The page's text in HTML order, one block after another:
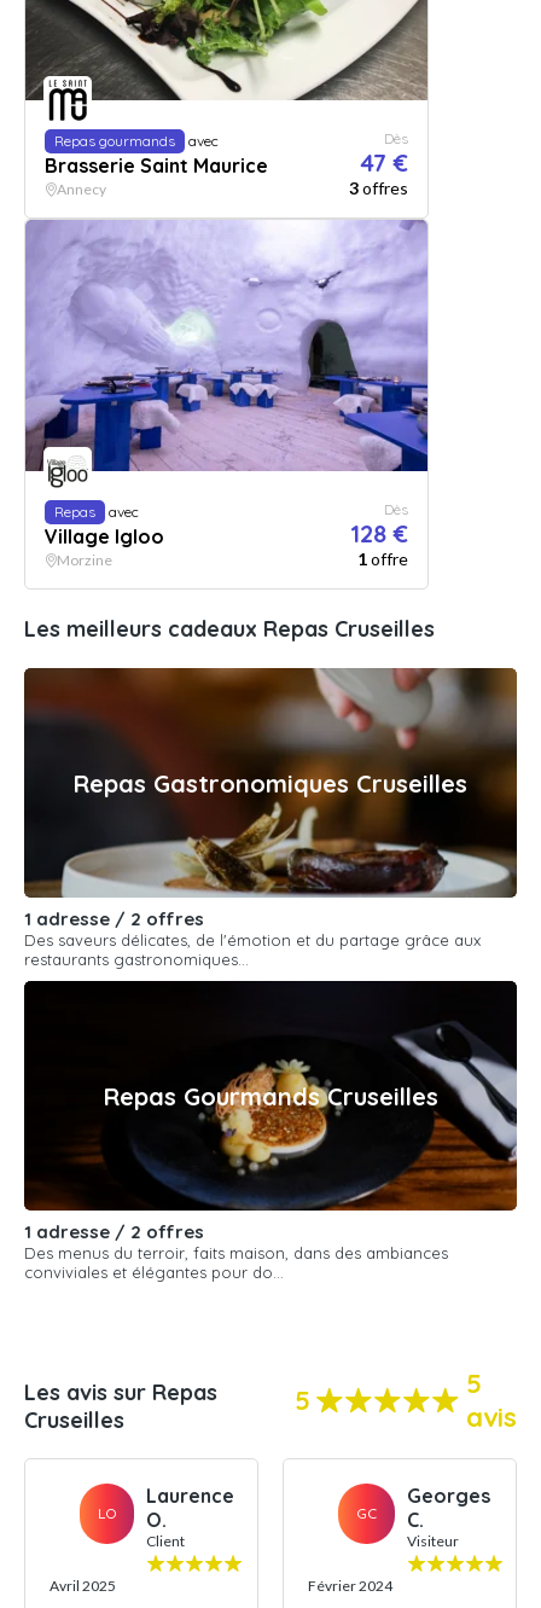
Repas gourmands avec
Brasserie Saint Maurice
Dès
47 €
Annecy 3offres
Repas avec
Village Igloo
Dès
128 €
Morzine 1offre
Les meilleurs cadeaux Repas Cruseilles
Repas Gastronomiques Cruseilles
1 adresse / 2 offres
Des saveurs délicates, de l'émotion et du partage grâce aux
restaurants gastronomiques...
Repas Gourmands Cruseilles
1 adresse / 2 offres
Des menus du terroir, faits maison, dans des ambiances
conviviales et élégantes pour do...
Les avis sur Repas
Cruseilles
5
5
avis
LO
Laurence
O.
Client
Avril 2025
GC
Georges
C.
Visiteur
Février 2024